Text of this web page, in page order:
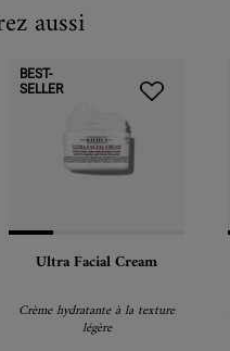
aussi
BEST-
SELLER
Ultra Facial Cream
Crème hydratante à la texture
légère